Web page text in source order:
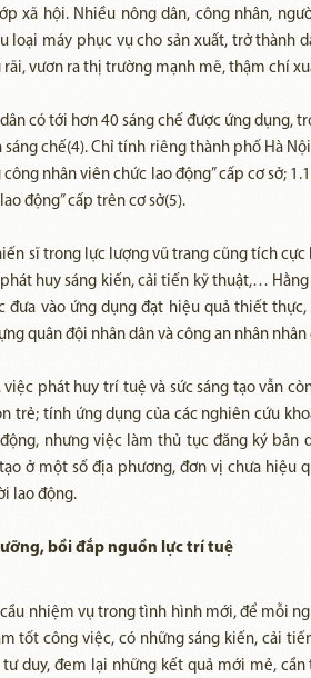
xã hội. Nhiều nông dân, công nhân,
loại máy phục vụ cho sản xuất, trở thành
vươn ra thị trường mạnh mẽ, thậm chí
có tới hơn 40 sáng chế được ứng dụng,
sáng chế(4). Chỉ tính riêng thành phố Hà
nhân viên chức lao động” cấp cơ sở;
động” cấp trên cơ sở(5).
sĩ trong lực lượng vũ trang cũng tích
huy sáng kiến, cải tiến kỹ thuật,…
đưa vào ứng dụng đạt hiệu quả thiết
quân đội nhân dân và công an nhân
việc phát huy trí tuệ và sức sáng tạo vẫn
trẻ; tính ứng dụng của các nghiên cứu
nhưng việc làm thủ tục đăng ký bản
ở một số địa phương, đơn vị chưa hiệu
lao động.
bồi đắp nguồn lực trí tuệ
cầu nhiệm vụ trong tình hình mới, để mỗi
tốt công việc, có những sáng kiến, cải
duy, đem lại những kết quả mới mẻ,